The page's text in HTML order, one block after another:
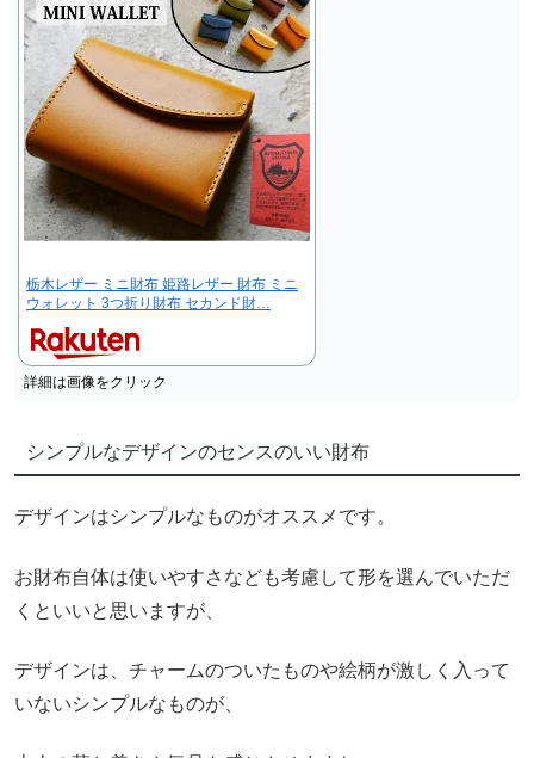
栃木レザー ミニ財布 姫路レザー 財布 ミニ
ウォレット 3つ折り財布 セカンド財…
詳細は画像をクリック
シンプルなデザインのセンスのいい財布
デザインはシンプルなものがオススメです。
お財布自体は使いやすさなども考慮して形を選んでいただ
くといいと思いますが、
デザインは、チャームのついたものや絵柄が激しく入って
いないシンプルなものが、